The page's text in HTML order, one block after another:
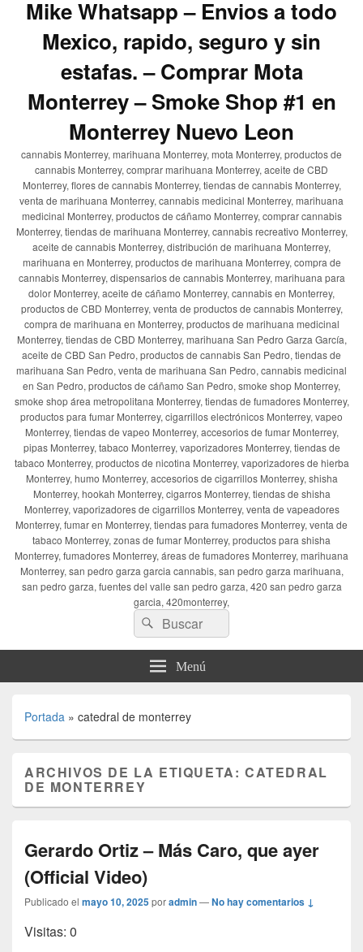
Mike Whatsapp – Envios a todo
Mexico, rapido, seguro y sin
estafas. – Comprar Mota
Monterrey – Smoke Shop #1 en
Monterrey Nuevo Leon
cannabis Monterrey, marihuana Monterrey, mota Monterrey, productos de
cannabis Monterrey, comprar marihuana Monterrey, aceite de CBD
Monterrey, flores de cannabis Monterrey, tiendas de cannabis Monterrey,
venta de marihuana Monterrey, cannabis medicinal Monterrey, marihuana
medicinal Monterrey, productos de cáñamo Monterrey, comprar cannabis
Monterrey, tiendas de marihuana Monterrey, cannabis recreativo Monterrey,
aceite de cannabis Monterrey, distribución de marihuana Monterrey,
marihuana en Monterrey, productos de marihuana Monterrey, compra de
cannabis Monterrey, dispensarios de cannabis Monterrey, marihuana para
dolor Monterrey, aceite de cáñamo Monterrey, cannabis en Monterrey,
productos de CBD Monterrey, venta de productos de cannabis Monterrey,
compra de marihuana en Monterrey, productos de marihuana medicinal
Monterrey, tiendas de CBD Monterrey, marihuana San Pedro Garza García,
aceite de CBD San Pedro, productos de cannabis San Pedro, tiendas de
marihuana San Pedro, venta de marihuana San Pedro, cannabis medicinal
en San Pedro, productos de cáñamo San Pedro, smoke shop Monterrey,
smoke shop área metropolitana Monterrey, tiendas de fumadores Monterrey,
productos para fumar Monterrey, cigarrillos electrónicos Monterrey, vapeo
Monterrey, tiendas de vapeo Monterrey, accesorios de fumar Monterrey,
pipas Monterrey, tabaco Monterrey, vaporizadores Monterrey, tiendas de
tabaco Monterrey, productos de nicotina Monterrey, vaporizadores de hierba
Monterrey, humo Monterrey, accesorios de cigarrillos Monterrey, shisha
Monterrey, hookah Monterrey, cigarros Monterrey, tiendas de shisha
Monterrey, vaporizadores de cigarrillos Monterrey, venta de vapeadores
Monterrey, fumar en Monterrey, tiendas para fumadores Monterrey, venta de
tabaco Monterrey, zonas de fumar Monterrey, productos para shisha
Monterrey, fumadores Monterrey, áreas de fumadores Monterrey, marihuana
Monterrey, san pedro garza garcia cannabis, san pedro garza marihuana,
san pedro garza, fuentes del valle san pedro garza, 420 san pedro garza
garcia, 420monterrey,
Buscar
por:
Buscar
Menú
Portada » catedral de monterrey
ARCHIVOS DE LA ETIQUETA:CATEDRAL
DE MONTERREY
Gerardo Ortiz – Más Caro, que ayer
(Official Video)
Publicado el mayo 10, 2025poradmin—No hay comentarios ↓
Visitas: 0